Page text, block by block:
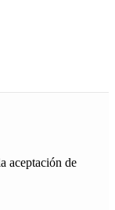
aceptación de